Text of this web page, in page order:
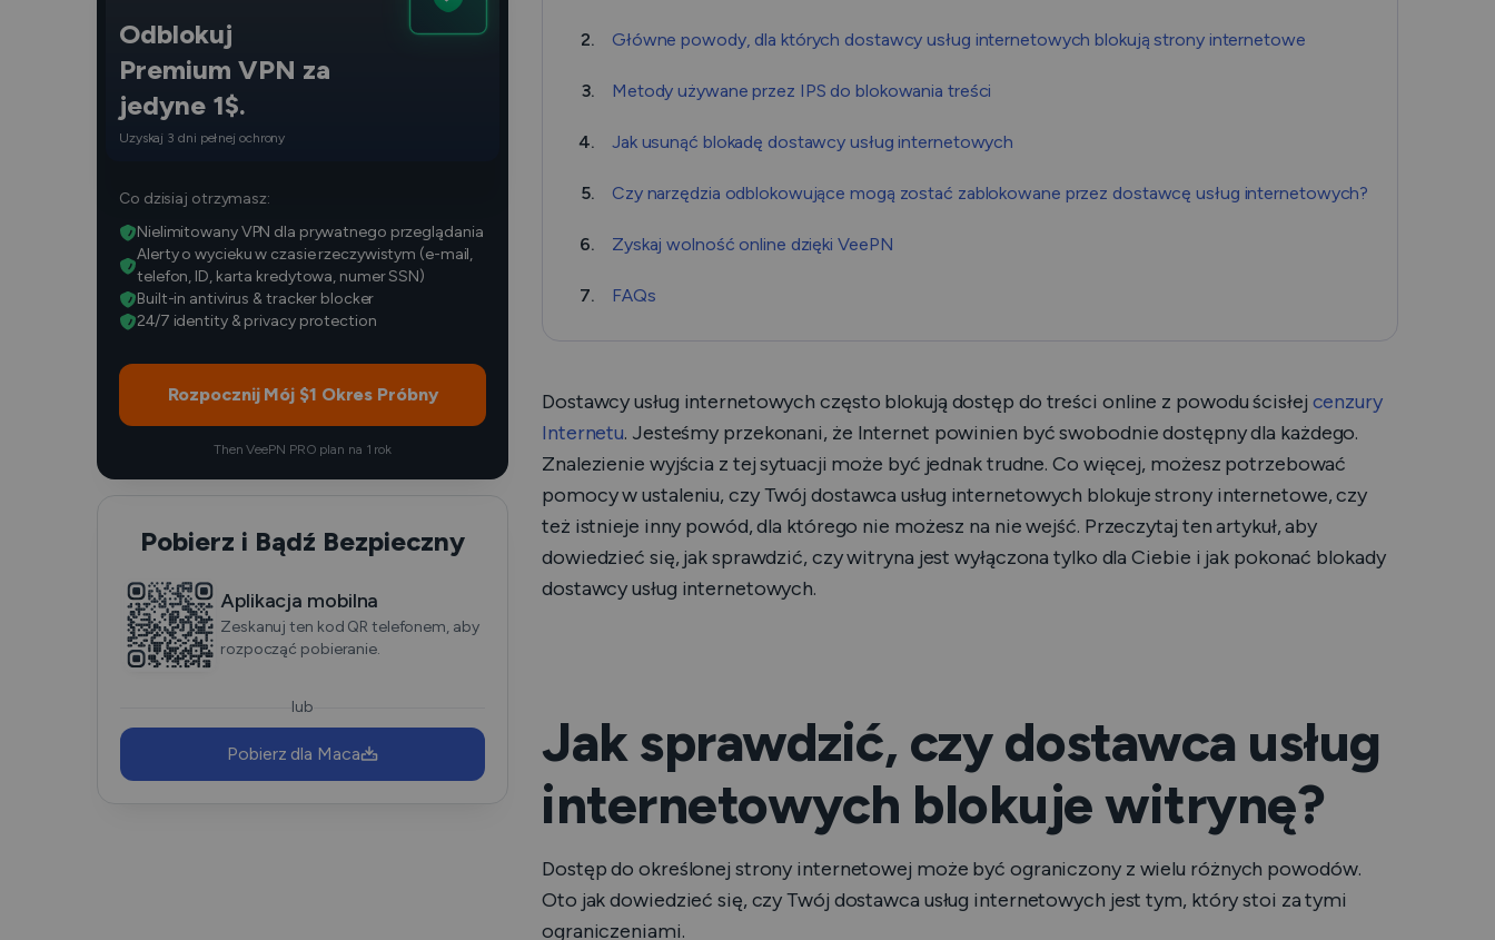
Odblokuj
Premium VPN za
jedyne 1$.
Uzyskaj 3 dni pełnej ochrony
Co dzisiaj otrzymasz:
Nielimitowany VPN dla prywatnego przeglądania
Alerty o wycieku w czasie rzeczywistym (e-mail,
telefon, ID, karta kredytowa, numer SSN)
Built-in antivirus & tracker blocker
24/7 identity & privacy protection
Rozpocznij Mój $1 Okres Próbny
Then VeePN PRO plan na 1 rok
Pobierz i Bądź Bezpieczny
Aplikacja mobilna
Zeskanuj ten kod QR telefonem, aby
rozpocząć pobieranie.
lub
Pobierz dla Maca
2. Główne powody, dla których dostawcy usług internetowych blokują strony internetowe
3. Metody używane przez IPS do blokowania treści
4. Jak usunąć blokadę dostawcy usług internetowych
5. Czy narzędzia odblokowujące mogą zostać zablokowane przez dostawcę usług internetowych?
6. Zyskaj wolność online dzięki VeePN
7. FAQs
Dostawcy usług internetowych często blokują dostęp do treści online z powodu ścisłej cenzury
Internetu. Jesteśmy przekonani, że Internet powinien być swobodnie dostępny dla każdego.
Znalezienie wyjścia z tej sytuacji może być jednak trudne. Co więcej, możesz potrzebować
pomocy w ustaleniu, czy Twój dostawca usług internetowych blokuje strony internetowe, czy
też istnieje inny powód, dla którego nie możesz na nie wejść. Przeczytaj ten artykuł, aby
dowiedzieć się, jak sprawdzić, czy witryna jest wyłączona tylko dla Ciebie i jak pokonać blokady
dostawcy usług internetowych.
Jak sprawdzić, czy dostawca usług
internetowych blokuje witrynę?
Dostęp do określonej strony internetowej może być ograniczony z wielu różnych powodów.
Oto jak dowiedzieć się, czy Twój dostawca usług internetowych jest tym, który stoi za tymi
ograniczeniami.